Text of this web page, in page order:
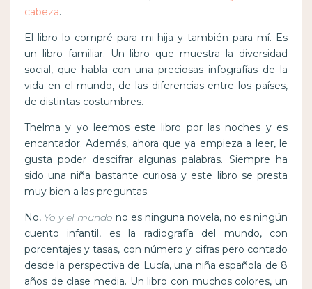
cabeza.
El libro lo compré para mi hija y también para mí. Es
un libro familiar. Un libro que muestra la diversidad
social, que habla con una preciosas infografías de la
vida en el mundo, de las diferencias entre los países,
de distintas costumbres.
Thelma y yo leemos este libro por las noches y es
encantador. Además, ahora que ya empieza a leer, le
gusta poder descifrar algunas palabras. Siempre ha
sido una niña bastante curiosa y este libro se presta
muy bien a las preguntas.
No, Yo y el mundo no es ninguna novela, no es ningún
cuento infantil, es la radiografía del mundo, con
porcentajes y tasas, con número y cifras pero contado
desde la perspectiva de Lucía, una niña española de 8
años de clase media. Un libro con muchos colores, un